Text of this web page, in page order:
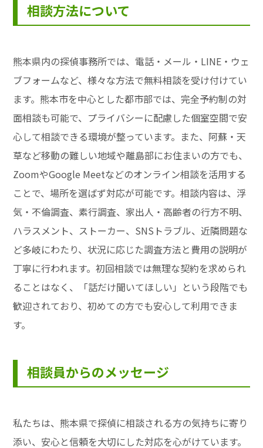
相談方法について
熊本県内の探偵事務所では、電話・メール・LINE・ウェ
ブフォームなど、様々な方法で無料相談を受け付けてい
ます。熊本市を中心とした都市部では、完全予約制の対
面相談も可能で、プライバシーに配慮した個室空間で安
心して相談できる環境が整っています。また、阿蘇・天
草など移動の難しい地域や離島部にお住まいの方でも、
ZoomやGoogle Meetなどのオンライン相談を活用する
ことで、場所を選ばず対応が可能です。相談内容は、浮
気・不倫調査、素行調査、家出人・高齢者の行方不明、
ハラスメント、ストーカー、SNSトラブル、近隣問題な
ど多岐にわたり、状況に応じた調査方法と費用の説明が
丁寧に行われます。初回相談では無理な契約を求められ
ることはなく、「話だけ聞いてほしい」という段階でも
歓迎されており、初めての方でも安心して利用できま
す。
相談員からのメッセージ
私たちは、熊本県で探偵に相談される方の気持ちに寄り
添い、安心と信頼を大切にした対応を心がけています。